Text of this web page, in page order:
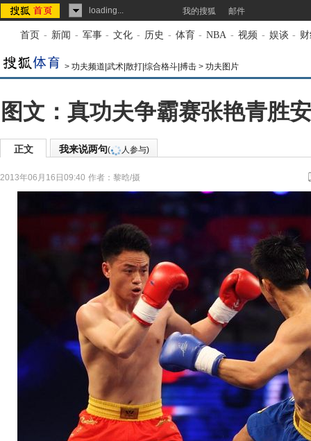
loading... 我的搜狐 邮件
首页 - 新闻 - 军事 - 文化 - 历史 - 体育 - NBA - 视频 - 娱谈 -
> 功夫频道|武术|散打|综合格斗|搏击 > 功夫图片
图文：真功夫争霸赛张艳青胜
正文 我来说两句( 人参与)
2013年06月16日09:40 作者：黎晗/摄